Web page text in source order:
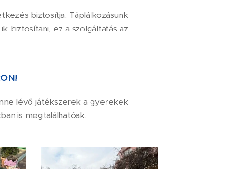
biztosítja. Táplálkozásunk
biztosítani, ez a szolgáltatás az
lévő játékszerek a gyerekek
is megtalálhatóak.